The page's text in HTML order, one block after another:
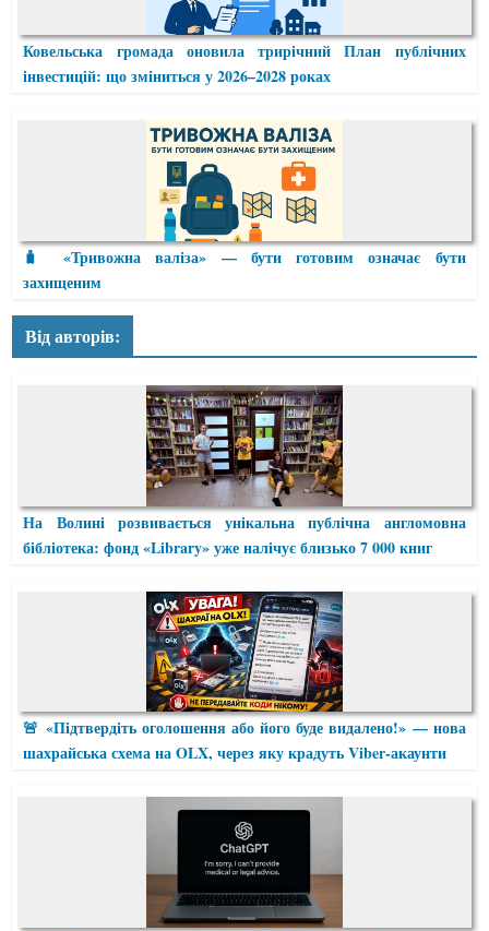
Ковельська громада оновила трирічний План публічних
інвестицій: що зміниться у 2026–2028 роках
🧳 «Тривожна валіза» — бути готовим означає бути
захищеним
Від авторів:
На Волині розвивається унікальна публічна англомовна
бібліотека: фонд «Library» уже налічує близько 7 000 книг
🚨 «Підтвердіть оголошення або його буде видалено!» — нова
шахрайська схема на OLX, через яку крадуть Viber-акаунти